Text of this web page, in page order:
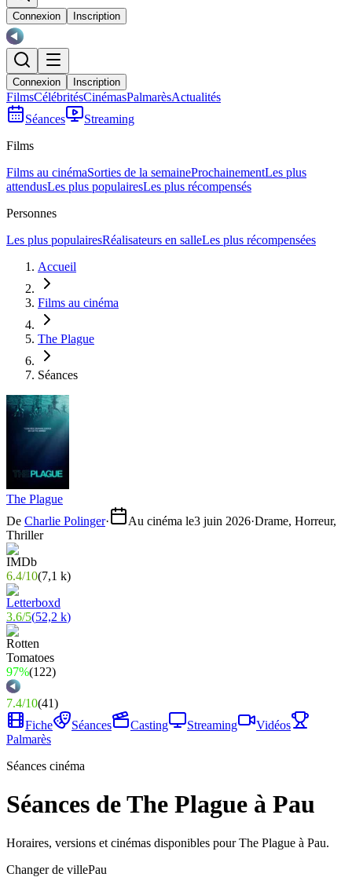
Connexion Inscription
Connexion Inscription
FilmsCélébritésCinémasPalmarèsActualités
Séances
Streaming
Films
Films au cinémaSorties de la semaineProchainementLes plus
attendusLes plus populairesLes plus récompensés
Personnes
Les plus populairesRéalisateurs en salleLes plus récompensées
Accueil
Films au cinéma
The Plague
Séances
The Plague
De Charlie Polinger· Au cinéma le3 juin 2026·Drame, Horreur,
Thriller
6.4/10(7,1 k)
3.6/5(52,2 k)
97%(122)
7.4/10(41)
Fiche
Séances Casting Streaming
Vidéos
Palmarès
Séances cinéma
Séances de The Plague à Pau
Horaires, versions et cinémas disponibles pour The Plague à Pau.
Changer de villePau